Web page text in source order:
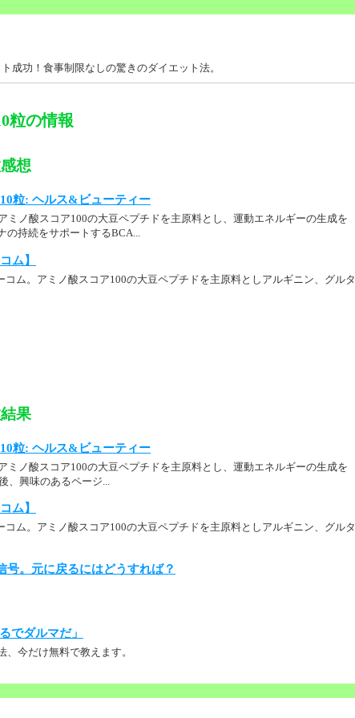
成功！食事制限なしの驚きのダイエット法。
粒の情報
想
粒: ヘルス&ビューティー
ミノ酸スコア100の大豆ペプチドを主原料とし、運動エネルギーの生成を
の持続をサポートするBCA...
ム】
ム。アミノ酸スコア100の大豆ペプチドを主原料としアルギニン、グルタ
果
粒: ヘルス&ビューティー
ミノ酸スコア100の大豆ペプチドを主原料とし、運動エネルギーの生成を
、興味のあるページ...
ム】
ム。アミノ酸スコア100の大豆ペプチドを主原料としアルギニン、グルタ
号。元に戻るにはどうすれば？
でダルマだ」
今だけ無料で教えます。